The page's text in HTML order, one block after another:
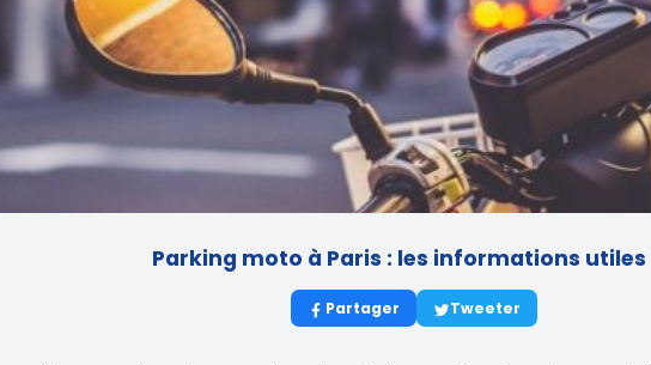
Parking moto à Paris : les informations utiles
Partager Tweeter